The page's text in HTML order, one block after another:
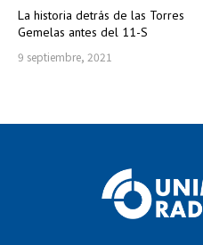
La historia detrás de las Torres
Gemelas antes del 11-S
9 septiembre, 2021